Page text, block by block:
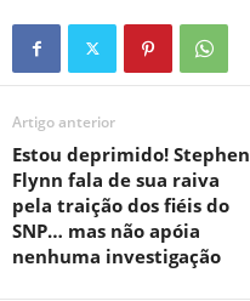
Artigo anterior
Estou deprimido! Stephen
Flynn fala de sua raiva
pela traição dos fiéis do
SNP… mas não apóia
nenhuma investigação